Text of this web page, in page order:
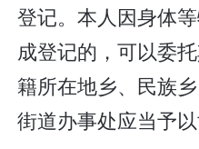
登记。本人因身体
成登记的，可以委
籍所在地乡、民族
街道办事处应当予以